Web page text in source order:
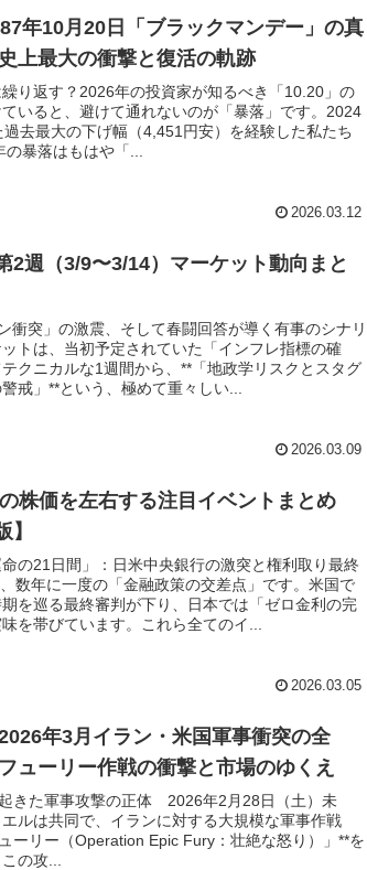
年10月20日「ブラックマンデー」の真
上最大の衝撃と復活の軌跡
り返す？2026年の投資家が知るべき「10.20」の
いると、避けて通れないのが「暴落」です。2024
去最大の下げ幅（4,451円安）を経験した私たち
の暴落はもはや「...
2026.03.12
2週（3/9〜3/14）マーケット動向まと
衝突」の激震、そして春闘回答が導く有事のシナリ
トは、当初予定されていた「インフレ指標の確
クニカルな1週間から、**「地政学リスクとスタグ
戒」**という、極めて重々しい...
2026.03.09
株価を左右する注目イベントまとめ
】
の21日間」：日米中央銀行の激突と権利取り最終
数年に一度の「金融政策の交差点」です。米国で
を巡る最終審判が下り、日本では「ゼロ金利の完
を帯びています。これら全てのイ...
2026.03.05
2026年3月イラン・米国軍事衝突の全
ューリー作戦の衝撃と市場のゆくえ
きた軍事攻撃の正体 2026年2月28日（土）未
ルは共同で、イランに対する大規模な軍事作戦
ーリー（Operation Epic Fury：壮絶な怒り）」**を
の攻...